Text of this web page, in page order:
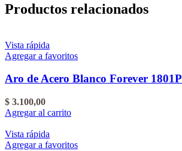
Productos relacionados
Vista rápida
Agregar a favoritos
Aro de Acero Blanco Forever 1801P
$ 3.100,00
Agregar al carrito
Vista rápida
Agregar a favoritos